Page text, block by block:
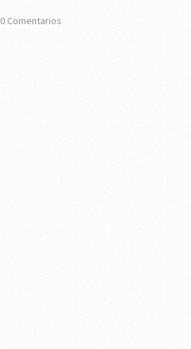
0 Comentarios